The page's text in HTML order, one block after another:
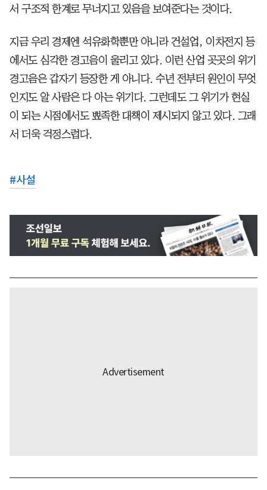
서 구조적 한계로 무너지고 있음을 보여준다는 것이다.
지금 우리 경제엔 석유화학뿐만 아니라 건설업, 이차전지 등
에서도 심각한 경고음이 울리고 있다. 이런 산업 곳곳의 위기
경고음은 갑자기 등장한 게 아니다. 수년 전부터 원인이 무엇
인지도 알 사람은 다 아는 위기다. 그런데도 그 위기가 현실
이 되는 시점에서도 뾰족한 대책이 제시되지 않고 있다. 그래
서 더욱 걱정스럽다.
#사설